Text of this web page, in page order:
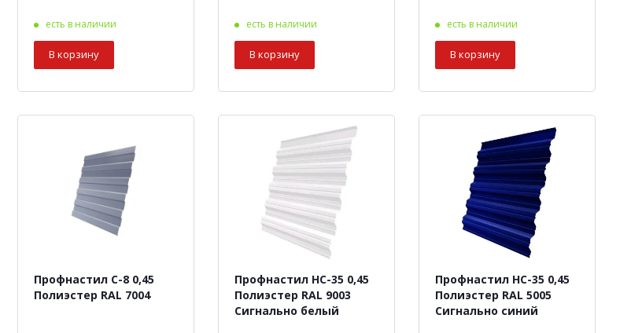
есть в наличии
В корзину
есть в наличии
В корзину
есть в наличии
В корзину
Профнастил С-8 0,45
Полиэстер RAL 7004
Профнастил НС-35 0,45
Полиэстер RAL 9003
Сигнально белый
Профнастил НС-35 0,45
Полиэстер RAL 5005
Сигнально синий